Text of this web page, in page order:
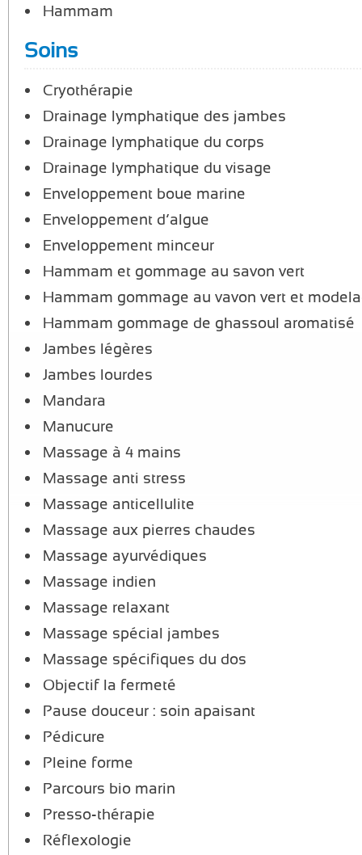
Hammam
Soins
Cryothérapie
Drainage lymphatique des jambes
Drainage lymphatique du corps
Drainage lymphatique du visage
Enveloppement boue marine
Enveloppement d’algue
Enveloppement minceur
Hammam et gommage au savon vert
Hammam gommage au vavon vert et
Hammam gommage de ghassoul aromatisé
Jambes légères
Jambes lourdes
Mandara
Manucure
Massage à 4 mains
Massage anti stress
Massage anticellulite
Massage aux pierres chaudes
Massage ayurvédiques
Massage indien
Massage relaxant
Massage spécial jambes
Massage spécifiques du dos
Objectif la fermeté
Pause douceur : soin apaisant
Pédicure
Pleine forme
Parcours bio marin
Presso-thérapie
Réflexologie